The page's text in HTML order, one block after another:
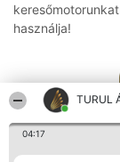
TURUL
04:17
használja!